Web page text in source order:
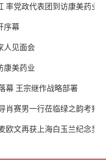
率党政代表团到访康美药业
序幕
人见面会
康美药业
幕 王宗继作战略部署
赛男一行莅临绿之韵考察
文再获上海白玉兰纪念奖